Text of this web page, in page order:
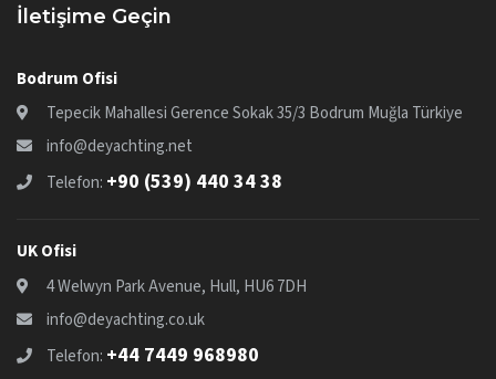
İletişime Geçin
Bodrum Ofisi
Tepecik Mahallesi Gerence Sokak 35/3 Bodrum Muğla Türkiye
info@deyachting.net
Telefon: +90 (539) 440 34 38
UK Ofisi
4 Welwyn Park Avenue, Hull, HU6 7DH
info@deyachting.co.uk
Telefon: +44 7449 968980